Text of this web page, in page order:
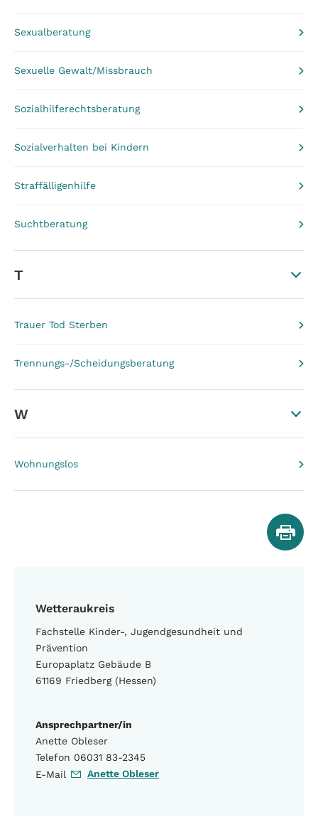
Wetteraukreis
Fachstelle Kinder-, Jugendgesundheit und
Prävention
Europaplatz Gebäude B
61169 Friedberg (Hessen)
Ansprechpartner/in
Anette Obleser
Telefon 06031 83-2345
E-Mail
Anette Obleser
Sexualberatung
Sexuelle Gewalt/Missbrauch
Sozialhilferechtsberatung
Sozialverhalten bei Kindern
Straffälligenhilfe
Suchtberatung
T
Trauer Tod Sterben
Trennungs-/Scheidungsberatung
W
Wohnungslos